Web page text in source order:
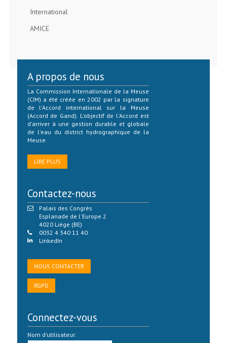
International
AMICE
A propos de nous
La Commission Internationale de la Meuse
(CIM) a été créée en 2002 par la signature
de l'Accord international sur la Meuse
(Accord de Gand). L'objectif de l'Accord est
d'arriver à une gestion durable et globale
de l'eau du district hydrographique de la
Meuse.
LIRE PLUS
Contactez-nous
Palais des Congrès
Esplanade de l'Europe 2
4020 Liège (BE)
0032 4 340 11 40
LinkedIn
NOUS CONTACTER
RGPD
Connectez-vous
Nom d'utilisateur: